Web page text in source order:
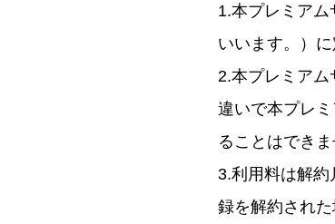
1.本プレミア
いいます。）
2.本プレミア
違いで本プレ
ることはできま
3.利用料は解約
録を解約され